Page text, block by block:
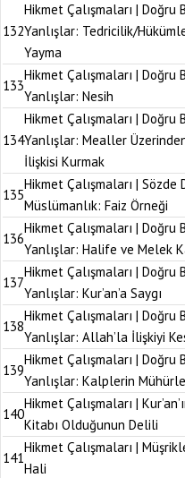
132
Hikmet Çalışmaları | Doğru
Yanlışlar: Tedricilik/
Yayma
133
Hikmet Çalışmaları | Doğru
Yanlışlar: Nesih
134
Hikmet Çalışmaları | Doğru
Yanlışlar: Mealler
İlişkisi Kurmak
135
Hikmet Çalışmaları | Sözde
Müslümanlık: Faiz Örneği
136
Hikmet Çalışmaları | Doğru
Yanlışlar: Halife ve Melek
137
Hikmet Çalışmaları | Doğru
Yanlışlar: Kur’an’a Saygı
138
Hikmet Çalışmaları | Doğru
Yanlışlar: Allah’la İlişkiyi
139
Hikmet Çalışmaları | Doğru
Yanlışlar: Kalplerin
140
Hikmet Çalışmaları |
Kitabı Olduğunun Delili
141
Hikmet Çalışmaları |
Hali